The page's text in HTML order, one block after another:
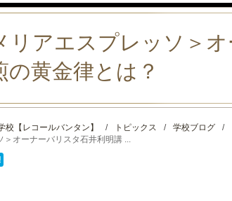
リアエスプレッソ＞
の黄金律とは？
【レコールバンタン】 / トピックス / 学校ブログ
/
＞オーナーバリスタ石井利明講 ...